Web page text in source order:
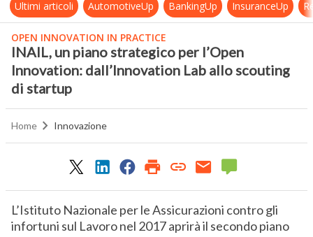
Ultimi articoli AutomotiveUp BankingUp InsuranceUp
OPEN INNOVATION IN PRACTICE
INAIL, un piano strategico per l’Open
Innovation: dall’Innovation Lab allo scouting
di startup
Home Innovazione
L’Istituto Nazionale per le Assicurazioni contro gli
infortuni sul Lavoro nel 2017 aprirà il secondo piano